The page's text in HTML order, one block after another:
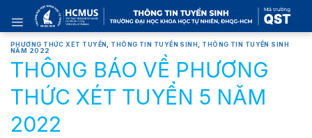
content
PHƯƠNG THỨC XÉT TUYỂN THÔNG TIN TUYỂN SINH
THÔNG TIN TUYỂN SINH
NĂM 2022
THÔNG BÁO VỀ PHƯƠNG
THỨC XÉT TUYỂN 5 NĂM
2022